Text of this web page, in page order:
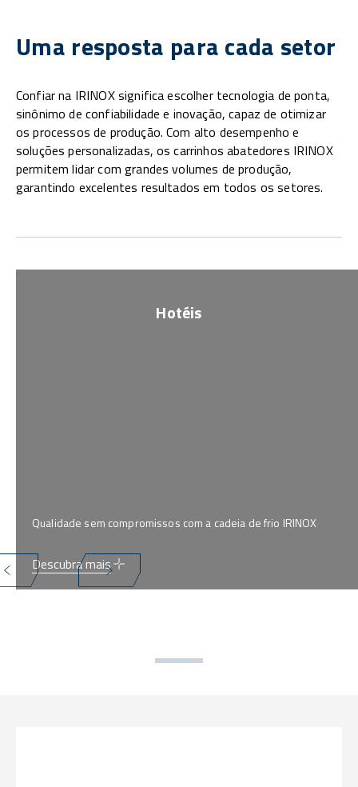
Uma resposta para cada setor
Confiar na IRINOX significa escolher tecnologia de ponta,
sinônimo de confiabilidade e inovação, capaz de otimizar
os processos de produção. Com alto desempenho e
soluções personalizadas, os carrinhos abatedores IRINOX
permitem lidar com grandes volumes de produção,
garantindo excelentes resultados em todos os setores.
Hotéis
Qualidade sem compromissos com a cadeia de frio IRINOX
Descubra mais